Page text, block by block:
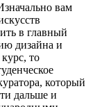
вам
в главный
дизайна и
то
который
дальше и